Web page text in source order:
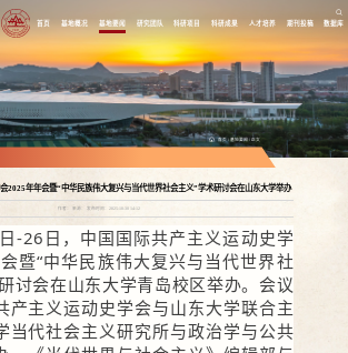
首页 基地概况 基地要闻 研究团队 科研项目 科研成果 人才培养 期刊投稿 数据库
首页 / 基地要闻 正文
2025年年会暨“中华民族伟大复兴与当代世界社会主义”学术研讨会在山东大学举办
作者： 来源： 发布时间：2025-10-30 14:12
-26日，中国国际共产主义运动史学
暨“中华民族伟大复兴与当代世界社
讨会在山东大学青岛校区举办。会议
产主义运动史学会与山东大学联合主
当代社会主义研究所与政治学与公共